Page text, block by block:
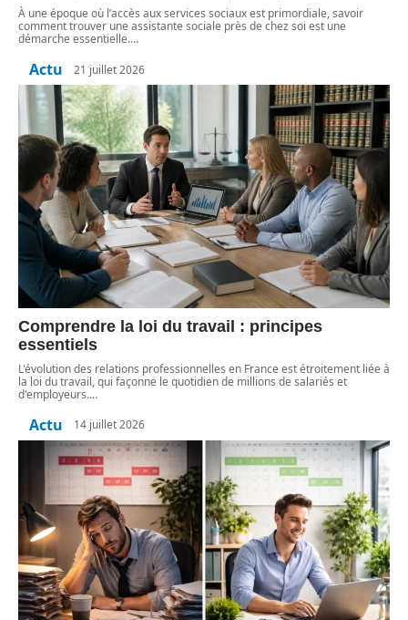
À une époque où l’accès aux services sociaux est primordiale, savoir
comment trouver une assistante sociale près de chez soi est une
démarche essentielle.…
Actu 21 juillet 2026
Comprendre la loi du travail : principes
essentiels
L'évolution des relations professionnelles en France est étroitement liée à
la loi du travail, qui façonne le quotidien de millions de salariés et
d'employeurs.…
Actu 14 juillet 2026